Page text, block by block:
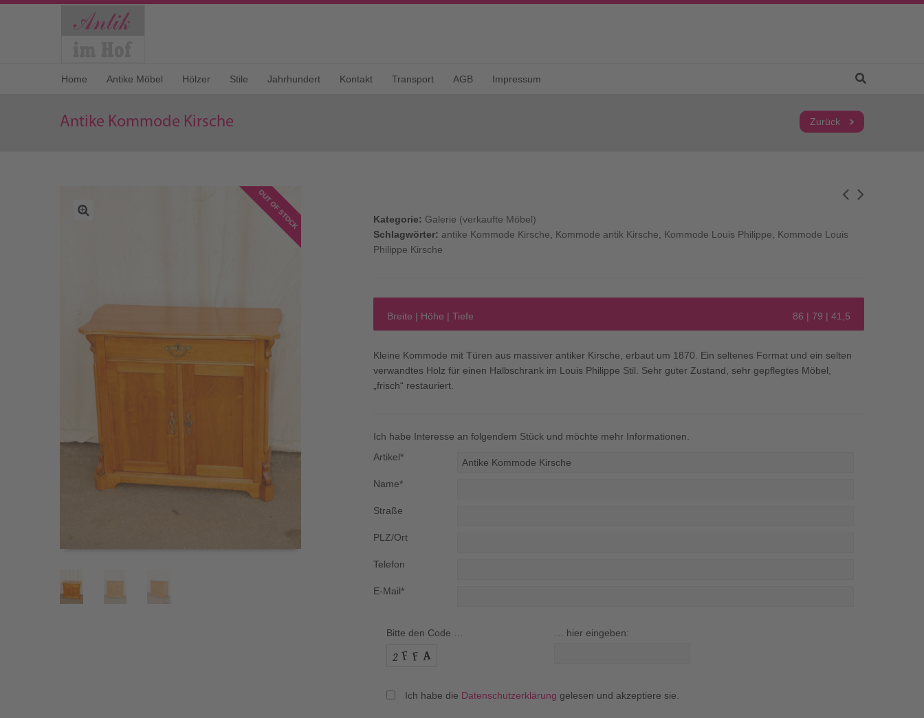
Home Antike Möbel Hölzer Stile Jahrhundert Kontakt Transport AGB Impressum
Antike Kommode Kirsche Zurück
OUT OF STOCK Kategorie: Galerie (verkaufte Möbel)
Schlagwörter: antike Kommode Kirsche, Kommode antik Kirsche, Kommode Louis Philippe, Kommode Louis
Philippe Kirsche
Breite | Höhe | Tiefe 86 | 79 | 41,5
Kleine Kommode mit Türen aus massiver antiker Kirsche, erbaut um 1870. Ein seltenes Format und ein selten
verwandtes Holz für einen Halbschrank im Louis Philippe Stil. Sehr guter Zustand, sehr gepflegtes Möbel,
„frisch“ restauriert.
Ich habe Interesse an folgendem Stück und möchte mehr Informationen.
Artikel*
Name*
Straße
PLZ/Ort
Telefon
E-Mail*
Bitte den Code … … hier eingeben:
Ich habe die Datenschutzerklärung gelesen und akzeptiere sie.